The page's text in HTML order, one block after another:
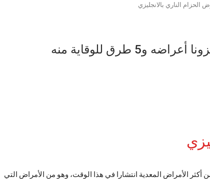
الحزام الناري بالانجليزي
طرق للوقاية منه
أكثر الأمراض المعدية انتشارا في هذا الوقت، وهو من الأمراض التي